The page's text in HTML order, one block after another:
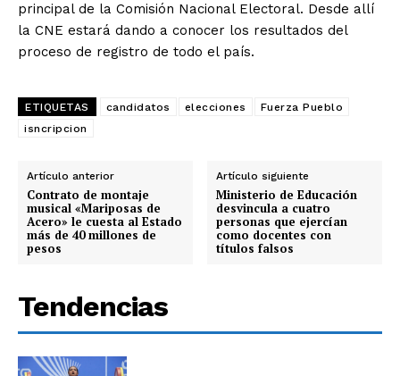
principal de la Comisión Nacional Electoral. Desde allí
la CNE estará dando a conocer los resultados del
proceso de registro de todo el país.
ETIQUETAS candidatos elecciones
Fuerza Pueblo
isncripcion
Artículo anterior
Contrato de montaje
musical «Mariposas de
Acero» le cuesta al Estado
más de 40 millones de
pesos
Artículo siguiente
Ministerio de Educación
desvincula a cuatro
personas que ejercían
como docentes con
títulos falsos
Tendencias